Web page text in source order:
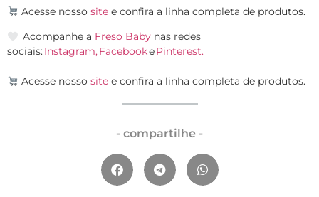
Acesse nosso sitee confira a linha completa de produtos.
Acompanhe a Freso Babynas redes
sociais:Instagram,FacebookePinterest.
Acesse nosso sitee confira a linha completa de produtos.
- compartilhe -